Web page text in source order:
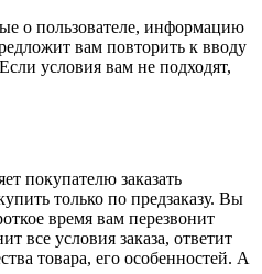
о пользователе, информацию
вам повторить к вводу
условия вам не подходят,
покупателю заказать
только по предзаказу. Вы
время вам перезвонит
все условия заказа, ответит
товара, его особенностей. А